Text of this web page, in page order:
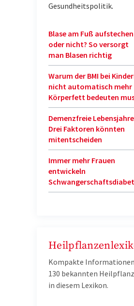
Gesundheitspolitik.
Blase am Fuß aufstechen
oder nicht? So versorgt
man Blasen richtig
Warum der BMI bei
nicht automatisch mehr
Körperfett bedeuten
Demenzfreie
Drei Faktoren könnten
mitentscheiden
Immer mehr Frauen
entwickeln
Kompakte
130 bekannten
in diesem Lexikon.